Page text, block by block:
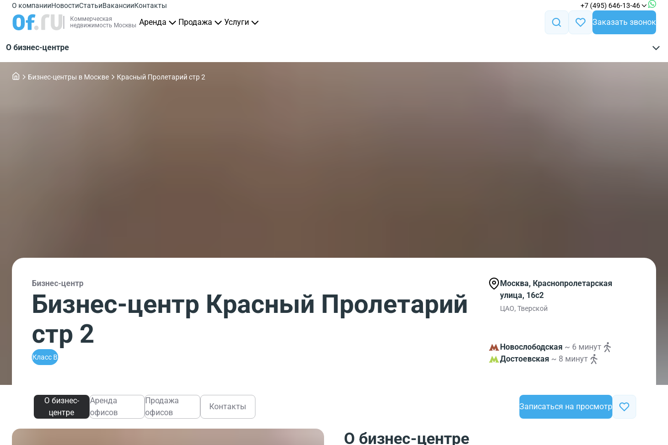
О компанииНовостиСтатьиВакансииКонтакты +7 (495) 646-13-46
Коммерческая
недвижимость Москвы Аренда Продажа Услуги Заказать звонок
О бизнес-центре
Бизнес-центры в Москве Красный Пролетарий стр 2
Бизнес-центр
Бизнес-центр Красный Пролетарий
стр 2
Класс B
Москва, Краснопролетарская
улица, 16с2
ЦАО, Тверской
Новослободская ~ 6 минут
Достоевская ~ 8 минут
О бизнес-
центре
Аренда
офисов
Продажа
офисов
Контакты Записаться на просмотр
О бизнес-центре